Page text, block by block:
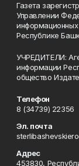
Газета
Управлении
Республике
УЧРЕДИТЕЛИ:
информации
общество
Телефон
8 (34739) 22356
Эл. почта
Адрес
453830,